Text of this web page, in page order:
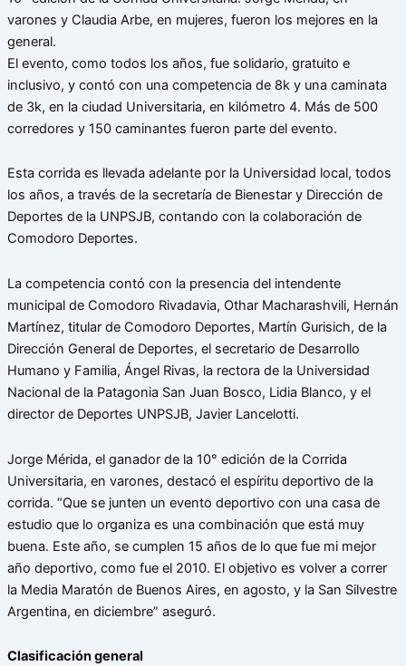
varones y Claudia Arbe, en mujeres, fueron los mejores en la
general.
El evento, como todos los años, fue solidario, gratuito e
inclusivo, y contó con una competencia de 8k y una caminata
de 3k, en la ciudad Universitaria, en kilómetro 4. Más de 500
corredores y 150 caminantes fueron parte del evento.
Esta corrida es llevada adelante por la Universidad local, todos
los años, a través de la secretaría de Bienestar y Dirección de
Deportes de la UNPSJB, contando con la colaboración de
Comodoro Deportes.
La competencia contó con la presencia del intendente
municipal de Comodoro Rivadavia, Othar Macharashvili, Hernán
Martínez, titular de Comodoro Deportes, Martín Gurisich, de la
Dirección General de Deportes, el secretario de Desarrollo
Humano y Familia, Ángel Rivas, la rectora de la Universidad
Nacional de la Patagonia San Juan Bosco, Lidia Blanco, y el
director de Deportes UNPSJB, Javier Lancelotti.
Jorge Mérida, el ganador de la 10° edición de la Corrida
Universitaria, en varones, destacó el espíritu deportivo de la
corrida. “Que se junten un evento deportivo con una casa de
estudio que lo organiza es una combinación que está muy
buena. Este año, se cumplen 15 años de lo que fue mi mejor
año deportivo, como fue el 2010. El objetivo es volver a correr
la Media Maratón de Buenos Aires, en agosto, y la San Silvestre
Argentina, en diciembre” aseguró.
Clasificación general